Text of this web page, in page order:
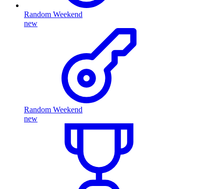
Random Weekend
new
Random Weekend
new